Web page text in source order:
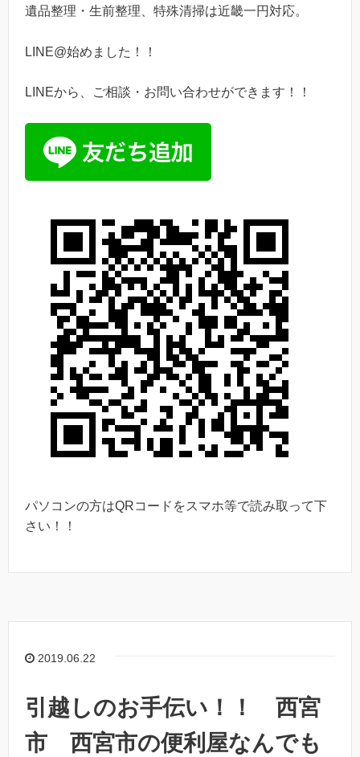
遺品整理・生前整理、特殊清掃は近畿一円対応。
LINE@始めました！！
LINEから、ご相談・お問い合わせができます！！
パソコンの方はQRコードをスマホ等で読み取って下
さい！！
2019.06.22
引越しのお手伝い！！ 西宮
市 西宮市の便利屋なんでも